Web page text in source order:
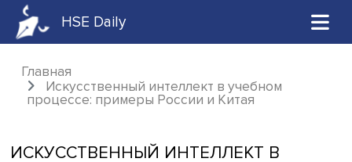
HSE Daily
Главная
Искусственный интеллект в учебном